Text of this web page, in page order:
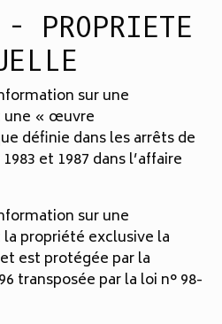
PROPRIETE
sur une
une « œuvre
définie dans les arrêts de
et 1987 dans l’affaire
sur une
propriété exclusive la
est protégée par la
transposée par la loi n° 98-